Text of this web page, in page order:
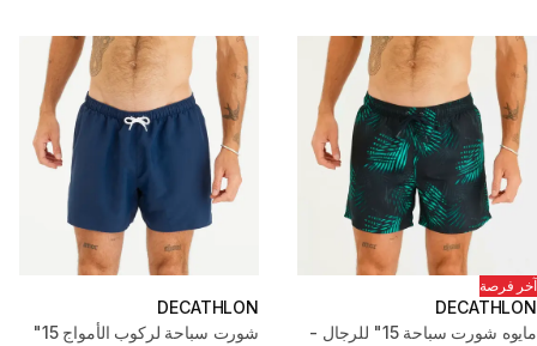
آخر فرصة
DECATHLON
مايوه شورت سباحة 15" للرجال -
DECATHLON
شورت سباحة لركوب الأمواج 15"